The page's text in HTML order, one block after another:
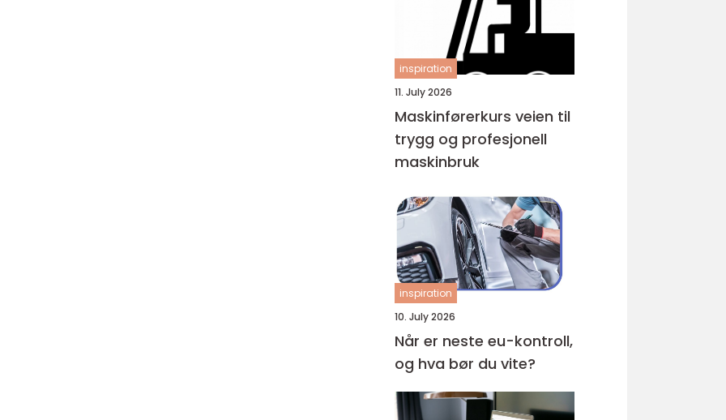
inspiration
11. July 2026
Maskinførerkurs veien til
trygg og profesjonell
maskinbruk
inspiration
10. July 2026
Når er neste eu-kontroll,
og hva bør du vite?